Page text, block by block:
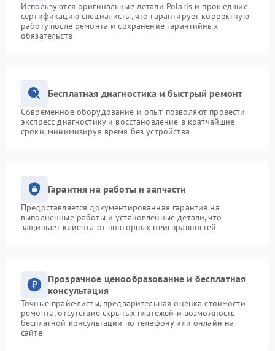
Используются оригинальные детали Polaris и прошедшие
сертификацию специалисты, что гарантирует корректную
работу после ремонта и сохранение гарантийных
обязательств
Бесплатная диагностика и быстрый ремонт
Современное оборудование и опыт позволяют провести
экспресс-диагностику и восстановление в кратчайшие
сроки, минимизируя время без устройства
Гарантия на работы и запчасти
Предоставляется документированная гарантия на
выполненные работы и установленные детали, что
защищает клиента от повторных неисправностей
Прозрачное ценообразование и бесплатная
консультация
Точные прайс-листы, предварительная оценка стоимости
ремонта, отсутствие скрытых платежей и возможность
бесплатной консультации по телефону или онлайн на
сайте